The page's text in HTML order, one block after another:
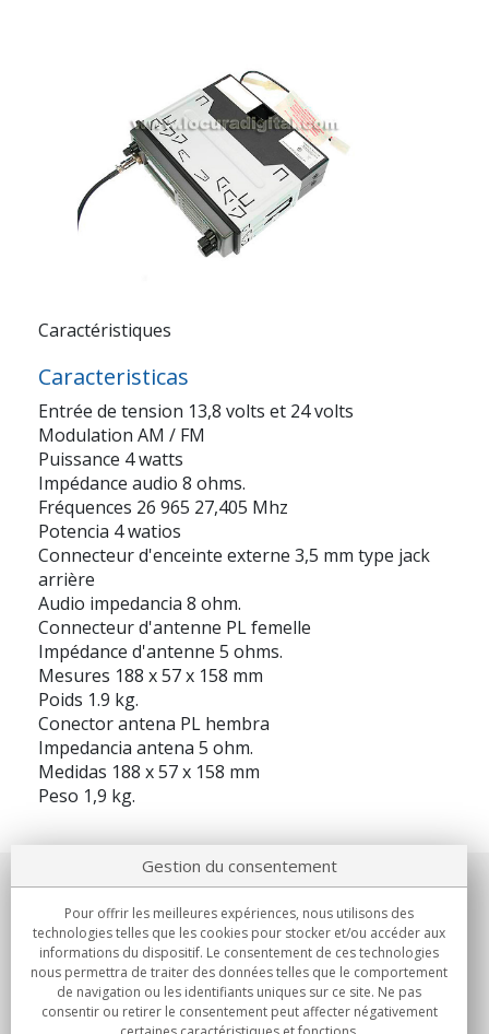
Caractéristiques
Caracteristicas
Entrée de tension 13,8 volts et 24 volts
Modulation AM / FM
Puissance 4 watts
Impédance audio 8 ohms.
Fréquences 26 965 27,405 Mhz
Potencia 4 watios
Connecteur d'enceinte externe 3,5 mm type jack
arrière
Audio impedancia 8 ohm.
Connecteur d'antenne PL femelle
Impédance d'antenne 5 ohms.
Mesures 188 x 57 x 158 mm
Poids 1.9 kg.
Conector antena PL hembra
Impedancia antena 5 ohm.
Medidas 188 x 57 x 158 mm
Peso 1,9 kg.
Notre société
Engagements
Achats
Gestion du consentement
Pour offrir les meilleures expériences, nous utilisons des
technologies telles que les cookies pour stocker et/ou accéder aux
informations du dispositif. Le consentement de ces technologies
nous permettra de traiter des données telles que le comportement
de navigation ou les identifiants uniques sur ce site. Ne pas
consentir ou retirer le consentement peut affecter négativement